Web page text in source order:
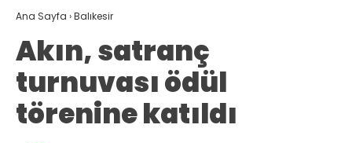
Ana Sayfa ›Balıkesir
Akın, satranç
turnuvası ödül
törenine katıldı